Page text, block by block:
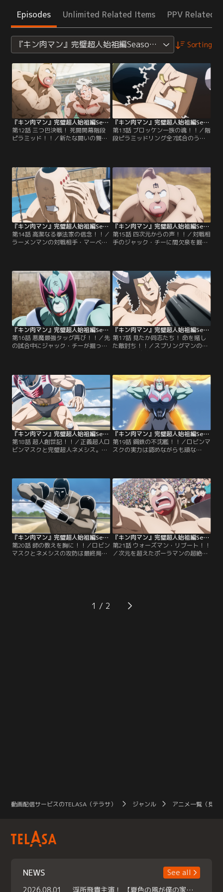
Episodes Unlimited Related Items PPV Related
『キン肉マン』完璧超人始祖編Season 2 Sorting
『キン肉マン』完璧超人始祖編Season 2 第12話
第12話 三つ巴決戦！ 死闘開幕階段
ピラミッド！！／新たな闘いの舞台
グ”。超人たちは急ぎ現地へ向かう
が、先着して待ち構える完璧・無量
大数軍（パーフェクト・ラージナン
バーズ）7名に対し、戦闘可能な正
義超人は4名、悪魔超人は3名と合わ
せて7名。そこで彼らは…。【提
供：バンダイチャンネル】
『キン肉マン』完璧超人始祖編Season 2 第13話
第13話 ブロッケン一族の魂！！／階
段ピラミッドリング全7試合のう
バーな試合運びを学んだブロッケン
Jr.が序盤大攻勢をかけるも、徐々に
手の内を明かすクラッシュマンの猛
反撃を受けやがてジリ貧に。払拭し
きれぬ己の未熟さを再認識し…。
【提供：バンダイチャンネル】
『キン肉マン』完璧超人始祖編Season 2 第14話
第14話 高潔なる拳法家の信念！！／
ラーメンマンの対戦相手・マーベラ
た超人拳法家にとって、闘いは生か
死かの二択であるべきだと迫るマー
ベラス。しかしラーメンマンはその
意見の受容を真っ向から拒否、相手
の命を奪うことなく勝利を収め
る“生かす拳”の重要性を…。【提
供：バンダイチャンネル】
『キン肉マン』完璧超人始祖編Season 2 第15話
第15話 四次元からの声！！／対戦相
手のジャック・チーに間欠泉を掘り
のブラックホール。さらに一気に勝
負を決めようと仕掛けてくるジャッ
ク・チーの猛攻をくらい、もはや体
力も限界まで尽きかけたその時、彼
のよく知るあまりにも懐かしい声
が…。【提供：バンダイチャンネ
ル】
『キン肉マン』完璧超人始祖編Season 2 第16話
第16話 悪魔最強タッグ再び！！／先
の試合中にジャック・チーが掘った
マンとターボメンの両者がすぐ下の
第4ステップで戦闘中のスプリング
マンVSグリムリパーのリングへなだ
れ込んだことで、両戦は急遽、悪魔
超人と完璧超人ふたりずつによるタ
ッグマッチへと…。【提供：バンダ
イチャンネル】
『キン肉マン』完璧超人始祖編Season 2 第17話
第17話 見たか同志たち！ 命を賭し
た敵討ち！！／スプリングマンの最
強必殺技デビル・トムボーイがター
ラにする勢いで技の絞めつけを強め
ていくスプリングマン。しかしター
ボメンは前戦でそのステカセキング
を自壊へと導いた秘技アースクラッ
シュを発動し、スプリングマンにも
そのワナを仕掛けていく。【提供：
バンダイチャンネル】
『キン肉マン』完璧超人始祖編Season 2 第18話
第18話 超人創世記！！／正義超人ロ
ビンマスクと完璧超人ネメシス。両
くとも他勢力は押しなべて“下等超
人”と見下し、決してその価値を認
めようとしないネメシス。その真意
を問うロビンマスクにネメシスが明
かしたのは、完璧超人界に太古から
伝わる“超人”という…。【提供：バ
ンダイチャンネル】
『キン肉マン』完璧超人始祖編Season 2 第19話
第19話 鋼鉄の不沈艦！！／ロビンマ
スクの実力は認めながらも頑な
マスクは沈まない。絶対に沈むわけ
にはいかない理由があるのだと叫ん
だ彼が語り始めたのは、幼き頃から
常にエリートとしての道を歩み続け
た己の人生。そして栄光の絶頂の中
で、ダメ超人と呼ばれた…。【提
供：バンダイチャンネル】
『キン肉マン』完璧超人始祖編Season 2 第20話
第20話 師の教えを胸に！！／ロビン
マスクとネメシスの攻防は最終局面
鋭く光るポーラマンの長い爪VSウォ
ーズマンの代名詞でもある鋼鉄のツ
『キン肉マン』完璧超人始祖編Season 2 第21話
第21話 ウォーズマン・リブート！！
／次元を超えたポーラマンの超絶パ
を呼び覚ます。それはまだ闘いに染
まる以前、子供時代からのストーリ
1
動画配信サービスのTELASA（テラサ） ジャンル アニメ一覧（見放
NEWS
See all
2026.08.01
浮所飛貴主演！ 【夏色の風が僕の家にやってきた】 本日よりテラサで独占配信スタート！